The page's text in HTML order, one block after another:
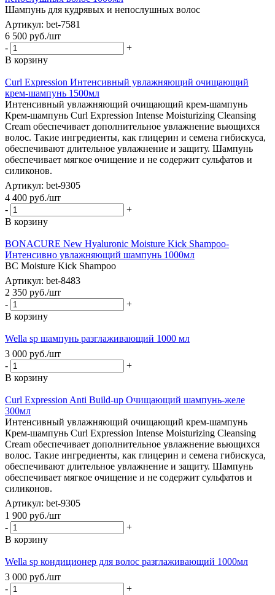
Шампунь для кудрявых и непослушных волос
Артикул: bet-7581
6 500 руб./шт
-
+
В корзину
Curl Expression Интенсивный увлажняющий очищающий
крем-шампунь 1500мл
Интенсивный увлажняющий очищающий крем-шампунь
Крем-шампунь Curl Expression Intense Moisturizing Cleansing
Cream обеспечивает дополнительное увлажнение вьющихся
волос. Такие ингредиенты, как глицерин и семена гибискуса,
обеспечивают длительное увлажнение и защиту. Шампунь
обеспечивает мягкое очищение и не содержит сульфатов и
силиконов.
Артикул: bet-9305
4 400 руб./шт
-
+
В корзину
BONACURE New Hyaluronic Moisture Kick Shampoo-
Интенсивно увлажняющий шампунь 1000мл
BC Moisture Kick Shampoo
Артикул: bet-8483
2 350 руб./шт
-
+
В корзину
Wella sp шампунь разглаживающий 1000 мл
3 000 руб./шт
-
+
В корзину
Curl Expression Anti Build-up Очищающий шампунь-желе
300мл
Интенсивный увлажняющий очищающий крем-шампунь
Крем-шампунь Curl Expression Intense Moisturizing Cleansing
Cream обеспечивает дополнительное увлажнение вьющихся
волос. Такие ингредиенты, как глицерин и семена гибискуса,
обеспечивают длительное увлажнение и защиту. Шампунь
обеспечивает мягкое очищение и не содержит сульфатов и
силиконов.
Артикул: bet-9305
1 900 руб./шт
-
+
В корзину
Wella sp кондиционер для волос разглаживающий 1000мл
3 000 руб./шт
-
+